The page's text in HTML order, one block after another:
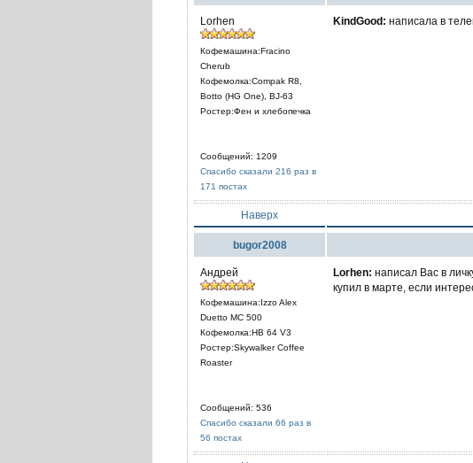
Lorhen
Кофемашина:Fracino
Cherub
Кофемолка:Compak R8,
Botto (HG One), BJ-63
Ростер:Фен и хлебопечка
Сообщений: 1209
Спасибо сказали 216 раз в
171 постах
KindGood: написала в
Наверх
bugor2008
Андрей
Кофемашина:Izzo Alex
Duetto MC 500
Кофемолка:HB 64 V3
Ростер:Skywalker Coffee
Roaster
Сообщений: 536
Спасибо сказали 66 раз в
56 постах
Lorhen: написал Вас в
купил в марте, если